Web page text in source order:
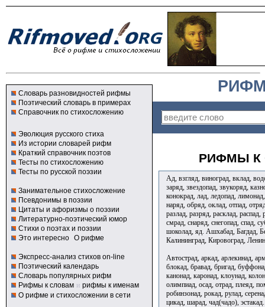
Словарь разновидностей рифмы
Поэтический словарь в примерах
Справочник по стихосложению
Эволюция русского стиха
Из истории словарей рифм
Краткий справочник поэтов
Тесты по стихосложению
Тесты по русской поэзии
Занимательное стихосложение
Псевдонимы в поэзии
Цитаты и афоризмы о поэзии
Литературно-поэтический юмор
Стихи о поэтах и поэзии
Это интересно О рифме
Экспресс-анализ стихов on-line
Поэтический календарь
Словарь популярных рифм
Рифмы к словам и рифмы к именам
О рифме и стихосложении в сети
РИФМЫ К
Ад, взгляд, виноград, вклад,
заряд, звездопад, звукоряд,
конокрад, лад, ледопад,
наряд, обряд, оклад, отпад,
разлад, разряд, расклад,
смрад, снаряд, снегопад, спад,
шоколад, яд. Ашхабад, Багдад,
Калининград, Кировоград,
Автострад, аркад, арлекинад,
блокад, бравад, бригад,
канонад, каронад, клоунад,
олимпиад, осад, отрад, плеяд,
робинзонад, рокад, рулад,
цикад, шарад, чад(чадо), эстакад.